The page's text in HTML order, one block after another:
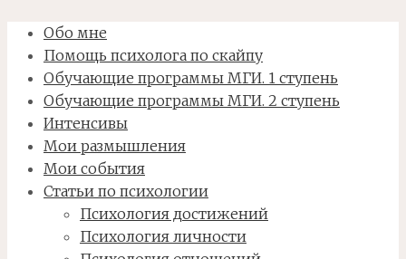
Обо мне
Помощь психолога по скайпу
Обучающие программы МГИ. 1 ступень
Обучающие программы МГИ. 2 ступень
Интенсивы
Мои размышления
Мои события
Статьи по психологии
Психология достижений
Психология личности